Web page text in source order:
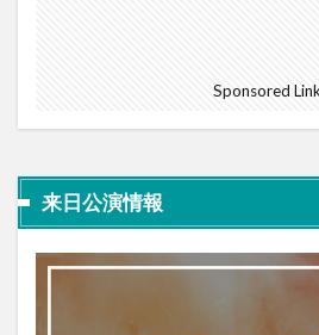
Sponsored
来日公演情報